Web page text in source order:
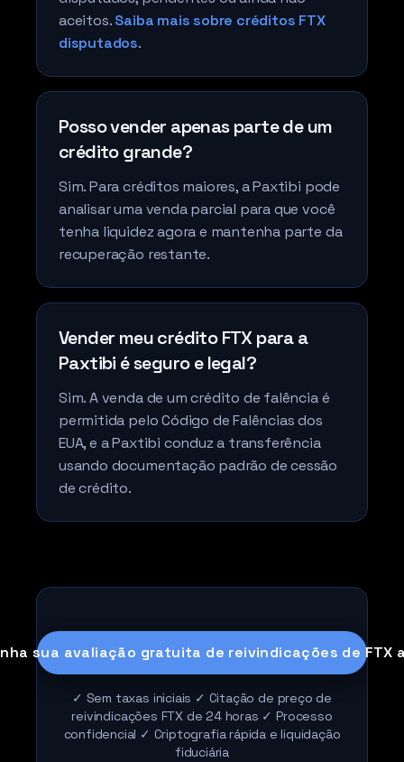
aceitos. Saiba mais sobre créditos FTX
disputados.
Posso vender apenas parte de um
crédito grande?
Sim. Para créditos maiores, a Paxtibi pode
analisar uma venda parcial para que você
tenha liquidez agora e mantenha parte da
recuperação restante.
Vender meu crédito FTX para a
Paxtibi é seguro e legal?
Sim. A venda de um crédito de falência é
permitida pelo Código de Falências dos
EUA, e a Paxtibi conduz a transferência
usando documentação padrão de cessão
de crédito.
sua avaliação gratuita de reivindicações de FTX
✓ Sem taxas iniciais ✓ Citação de preço de
reivindicações FTX de 24 horas ✓ Processo
confidencial ✓ Criptografia rápida e liquidação
fiduciária